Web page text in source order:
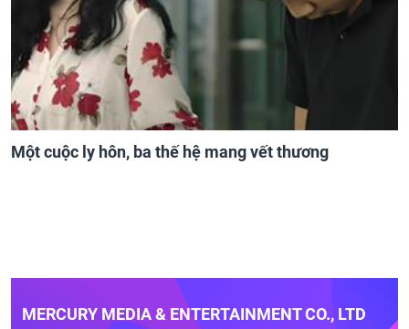
Một cuộc ly hôn, ba thế hệ mang vết thương
MERCURY MEDIA & ENTERTAINMENT CO., LTD